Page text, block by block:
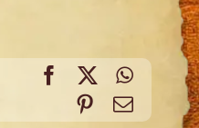
Facebook
X
Pinterest
Email